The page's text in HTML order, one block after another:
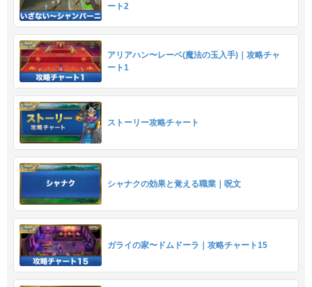
ート2
アリアハン〜レーベ(魔法の玉入手)｜攻略チャ
ート1
ストーリー攻略チャート
シャナクの効果と覚える職業｜呪文
ガライの家〜ドムドーラ｜攻略チャート15